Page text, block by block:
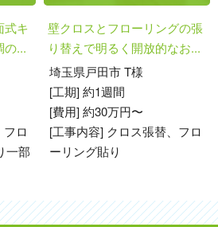
式キ
の...
ロ
一部
壁クロスとフローリングの張
り替えで明るく開放的なお...
埼玉県戸田市 T様
[工期] 約1週間
[費用] 約30万円〜
[工事内容] クロス張替、フロ
ーリング貼り